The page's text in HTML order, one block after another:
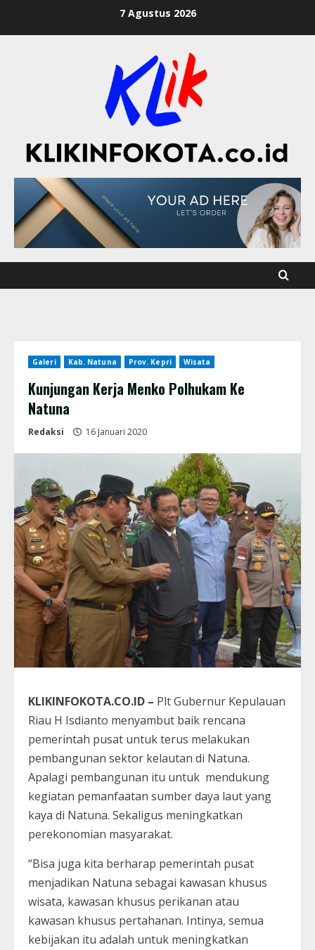
7 Agustus 2026
Galeri Kab. Natuna Prov. Kepri Wisata
Kunjungan Kerja Menko Polhukam Ke
Natuna
Redaksi 16 Januari 2020
KLIKINFOKOTA.CO.ID – Plt Gubernur Kepulauan
Riau H Isdianto menyambut baik rencana
pemerintah pusat untuk terus melakukan
pembangunan sektor kelautan di Natuna.
Apalagi pembangunan itu untuk mendukung
kegiatan pemanfaatan sumber daya laut yang
kaya di Natuna. Sekaligus meningkatkan
perekonomian masyarakat.
“Bisa juga kita berharap pemerintah pusat
menjadikan Natuna sebagai kawasan khusus
wisata, kawasan khusus perikanan atau
kawasan khusus pertahanan. Intinya, semua
kebijakan itu adalah untuk meningkatkan